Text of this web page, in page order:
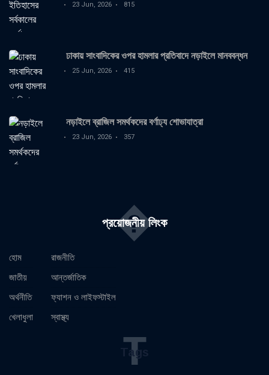
23 Jun, 2026 815
ঢাকায় সাংবাদিকের ওপর হামলার প্রতিবাদে নড়াইলে মানববন্ধন
25 Jun, 2026 415
নড়াইলে ব্রাজিল সমর্থকদের বর্ণাঢ্য শোভাযাত্রা
23 Jun, 2026 357
প্রয়োজনীয় লিংক
�
হোম
জাতীয়
অর্থনীতি
খেলাধুলা
রাজনীতি
আন্তর্জাতিক
ফ্যাশন ও লাইফস্টাইল
স্বাস্থ্য
Tags
T